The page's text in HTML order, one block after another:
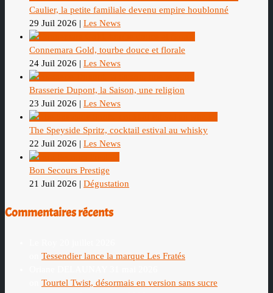
Caulier, la petite familiale devenu empire houblonné
29 Juil 2026 | Les News
Connemara Gold, tourbe douce et florale
24 Juil 2026 | Les News
Brasserie Dupont, la Saison, une religion
23 Juil 2026 | Les News
The Speyside Spritz, cocktail estival au whisky
22 Juil 2026 | Les News
Bon Secours Prestige
21 Juil 2026 | Dégustation
Commentaires récents
Tessendier lance la marque Les Fratés
Tourtel Twist, désormais en version sans sucre